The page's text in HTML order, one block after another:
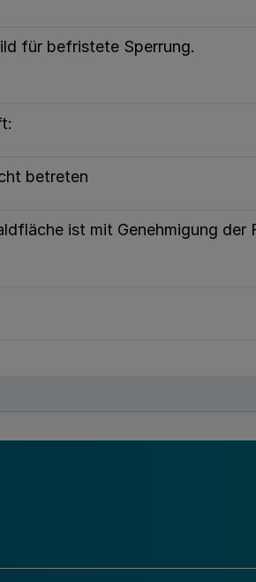
für befristete Sperrung.
betreten
ist mit Genehmigung der
nicht betreten